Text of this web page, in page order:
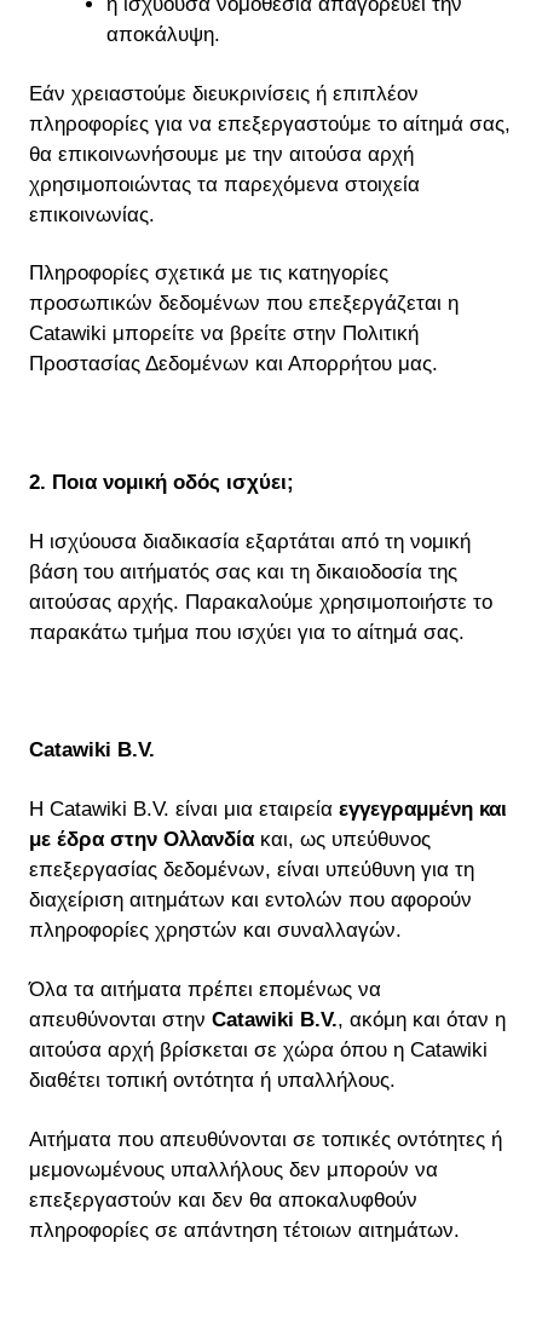
αποκάλυψη.
Εάν χρειαστούμε διευκρινίσεις ή επιπλέον
πληροφορίες για να επεξεργαστούμε το αίτημά σας,
θα επικοινωνήσουμε με την αιτούσα αρχή
χρησιμοποιώντας τα παρεχόμενα στοιχεία
επικοινωνίας.
Πληροφορίες σχετικά με τις κατηγορίες
προσωπικών δεδομένων που επεξεργάζεται η
Catawiki μπορείτε να βρείτε στην Πολιτική
Προστασίας Δεδομένων και Απορρήτου μας.
2. Ποια νομική οδός ισχύει;
Η ισχύουσα διαδικασία εξαρτάται από τη νομική
βάση του αιτήματός σας και τη δικαιοδοσία της
αιτούσας αρχής. Παρακαλούμε χρησιμοποιήστε το
παρακάτω τμήμα που ισχύει για το αίτημά σας.
Catawiki B.V.
Η Catawiki B.V. είναι μια εταιρεία εγγεγραμμένη και
με έδρα στην Ολλανδία και, ως υπεύθυνος
επεξεργασίας δεδομένων, είναι υπεύθυνη για τη
διαχείριση αιτημάτων και εντολών που αφορούν
πληροφορίες χρηστών και συναλλαγών.
Όλα τα αιτήματα πρέπει επομένως να
απευθύνονται στην Catawiki B.V., ακόμη και όταν η
αιτούσα αρχή βρίσκεται σε χώρα όπου η Catawiki
διαθέτει τοπική οντότητα ή υπαλλήλους.
Αιτήματα που απευθύνονται σε τοπικές οντότητες ή
μεμονωμένους υπαλλήλους δεν μπορούν να
επεξεργαστούν και δεν θα αποκαλυφθούν
πληροφορίες σε απάντηση τέτοιων αιτημάτων.